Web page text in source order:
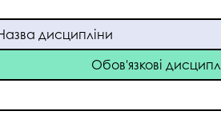
дисципліни
Обов'язкові